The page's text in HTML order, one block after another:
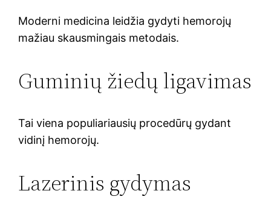
Moderni medicina leidžia gydyti hemorojų
mažiau skausmingais metodais.
Guminių žiedų ligavimas
Tai viena populiariausių procedūrų gydant
vidinį hemorojų.
Lazerinis gydymas